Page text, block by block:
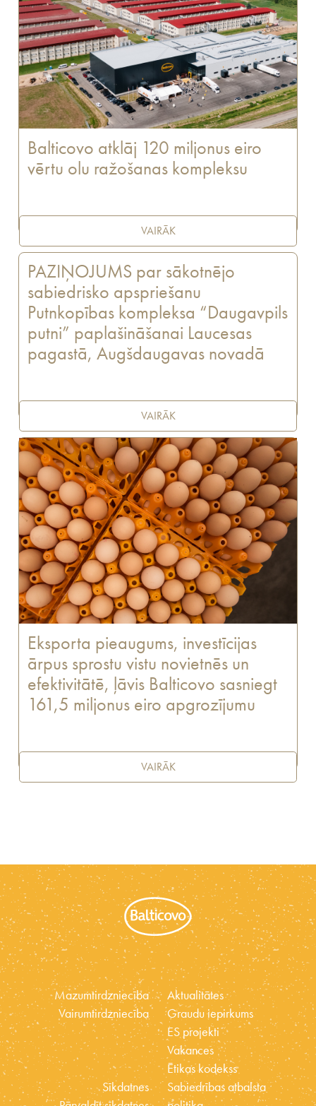
Balticovo atklāj 120 miljonus eiro
vērtu olu ražošanas kompleksu
VAIRĀK
PAZIŅOJUMS par sākotnējo
sabiedrisko apspriešanu
Putnkopības kompleksa “Daugavpils
putni” paplašināšanai Laucesas
pagastā, Augšdaugavas novadā
VAIRĀK
Eksporta pieaugums, investīcijas
ārpus sprostu vistu novietnēs un
efektivitātē, ļāvis Balticovo sasniegt
161,5 miljonus eiro apgrozījumu
VAIRĀK
Mazumtirdzniecība
Vairumtirdzniecība
Sīkdatnes
Aktualitātes
Graudu iepirkums
ES projekti
Vakances
Ētikas kodekss
Sabiedrības atbalsta